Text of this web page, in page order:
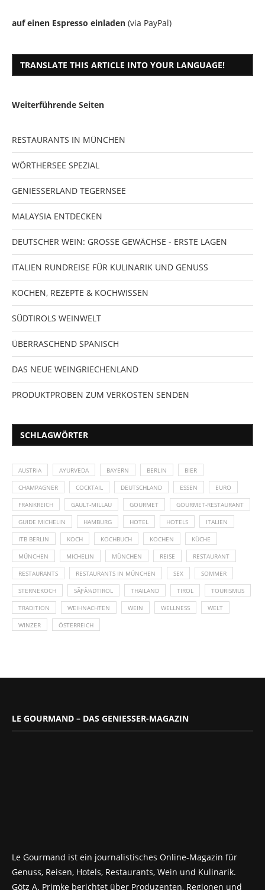
auf einen Espresso einladen (via PayPal)
TRANSLATE THIS ARTICLE INTO YOUR LANGUAGE!
Weiterführende Seiten
RESTAURANTS IN MÜNCHEN
WÖRTHERSEE SPEZIAL
GENIESSERLAND TEGERNSEE
MALAYSIA ENTDECKEN
DEUTSCHER WEIN: GROSSE GEWÄCHSE - ERSTE LAGEN
ITALIEN RUNDREISE FÜR KULINARIK UND GENUSS
KOCHEN, REZEPTE & KOCHWISSEN
SÜDTIROLS WEINWELT
ÜBERRASCHEND SPANISCH
DAS NEUE WEINGRIECHENLAND
PRODUKTPROBEN ZUM VERKOSTEN SENDEN
SCHLAGWÖRTER
AUSTRIA AYURVEDA BAYERN BERLIN BIER
CHAMPAGNER COCKTAIL DEUTSCHLAND ESSEN EURO
FRANKREICH GAULT-MILLAU GOURMET GOURMET-RESTAURANT
GUIDE MICHELIN HAMBURG HOTEL HOTELS ITALIEN
ITB BERLIN KOCH KOCHBUCH KOCHEN KÜCHE
MÜNCHEN MICHELIN MÜNCHEN REISE RESTAURANT
RESTAURANTS RESTAURANTS IN MÜNCHEN SEX SOMMER
STERNEKOCH SÃƑÂ¼DTIROL THAILAND TIROL TOURISMUS
TRADITION WEIHNACHTEN WEIN WELLNESS WELT
WINZER ÖSTERREICH
LE GOURMAND – DAS GENIESSER-MAGAZIN
Le Gourmand ist ein journalistisches Online-Magazin für
Genuss, Reisen, Hotels, Restaurants, Wein und Kulinarik.
Götz A. Primke berichtet über Produzenten, Regionen und